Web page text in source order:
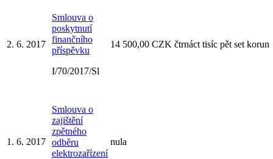
2. 6. 2017
Smlouva o
poskytnutí
finančního
příspěvku
I/70/2017/Sl
14 500,00 CZK čtrnáct tisíc pět set korun
1. 6. 2017
Smlouva o
zajištění
zpětného
odběru
elektrozařízení
nula